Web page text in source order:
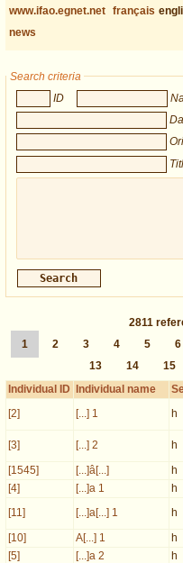
www.ifao.egnet.net français
news
Search criteria
ID
2811
1
2 3 4 5 6
13
14 15
Individual ID
Individual name
[2]
[...] 1 h
[3] [...] 2 h
[1545]
[...]â[...] h
[4]
[...]a 1 h
[11]
[...]a[...] 1 h
[10]
A[...] 1 h
[5]
[...]a 2 h